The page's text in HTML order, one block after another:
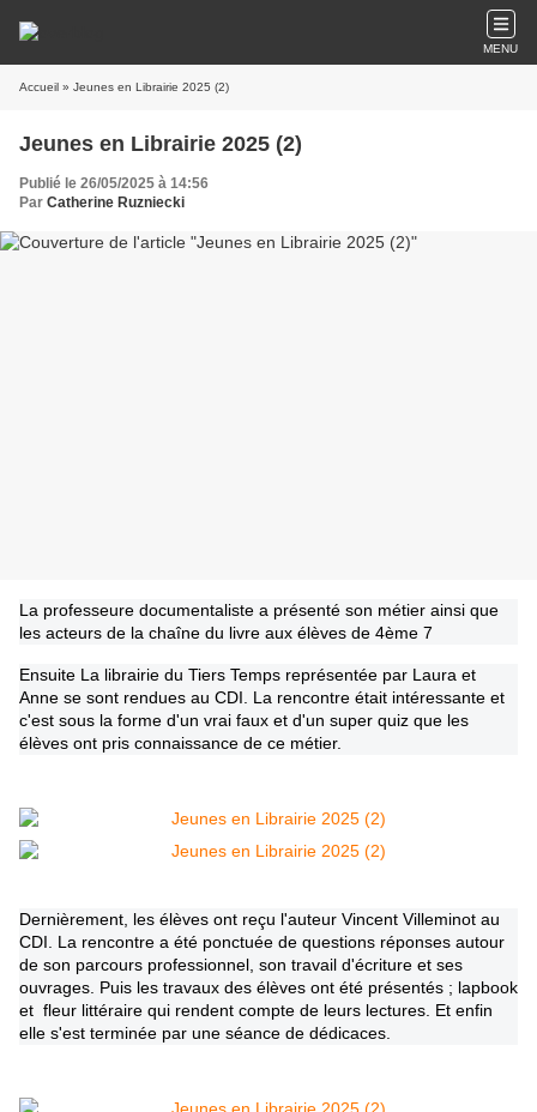
MENU
Accueil » Jeunes en Librairie 2025 (2)
Jeunes en Librairie 2025 (2)
Publié le 26/05/2025 à 14:56
Par Catherine Ruzniecki
La professeure documentaliste a présenté son métier ainsi que
les acteurs de la chaîne du livre aux élèves de 4ème 7
Ensuite La librairie du Tiers Temps représentée par Laura et
Anne se sont rendues au CDI. La rencontre était intéressante et
c'est sous la forme d'un vrai faux et d'un super quiz que les
élèves ont pris connaissance de ce métier.
Dernièrement, les élèves ont reçu l'auteur Vincent Villeminot au
CDI. La rencontre a été ponctuée de questions réponses autour
de son parcours professionnel, son travail d'écriture et ses
ouvrages. Puis les travaux des élèves ont été présentés ; lapbook
et fleur littéraire qui rendent compte de leurs lectures. Et enfin
elle s'est terminée par une séance de dédicaces.